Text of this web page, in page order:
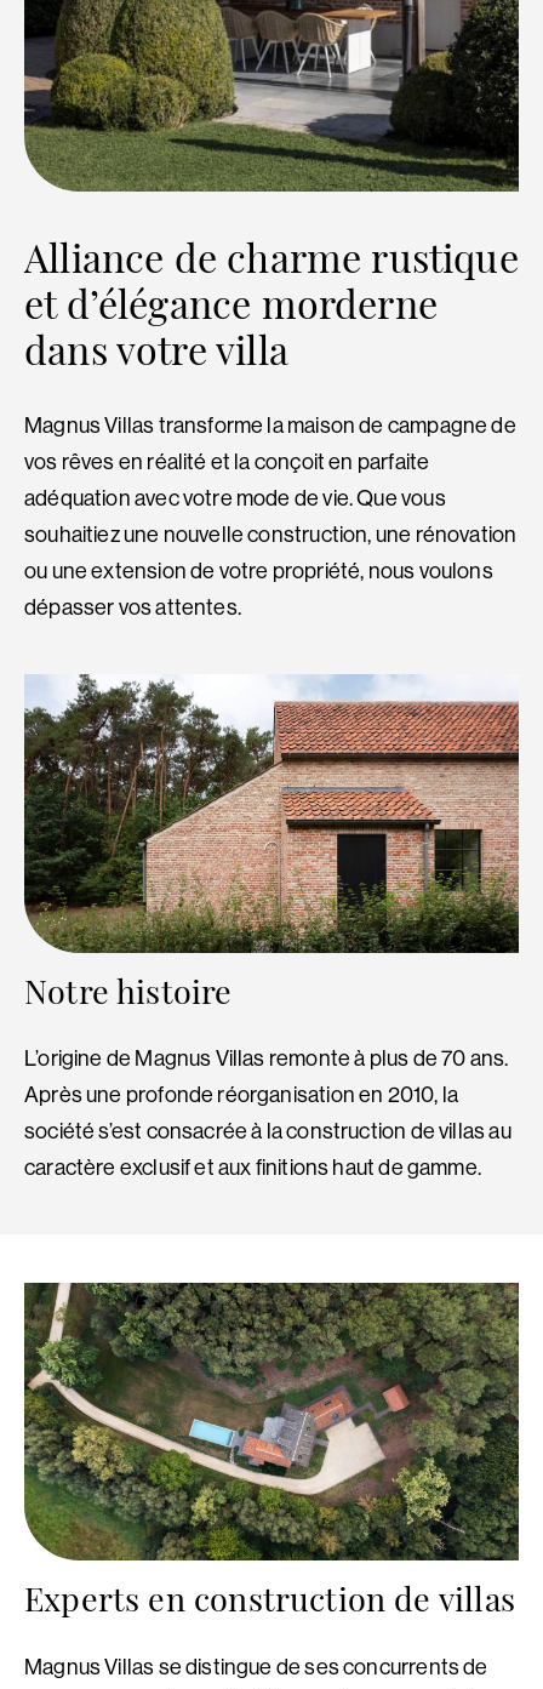
Alliance de charme rustique
et d’élégance morderne
dans votre villa
Magnus Villas transforme la maison de campagne de
vos rêves en réalité et la conçoit en parfaite
adéquation avec votre mode de vie. Que vous
souhaitiez une nouvelle construction, une rénovation
ou une extension de votre propriété, nous voulons
dépasser vos attentes.
Notre histoire
L’origine de Magnus Villas remonte à plus de 70 ans.
Après une profonde réorganisation en 2010, la
société s’est consacrée à la construction de villas au
caractère exclusif et aux finitions haut de gamme.
Experts en construction de villas
Magnus Villas se distingue de ses concurrents de